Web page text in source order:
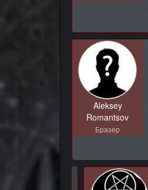
Aleksey
Romantsov
Бразер